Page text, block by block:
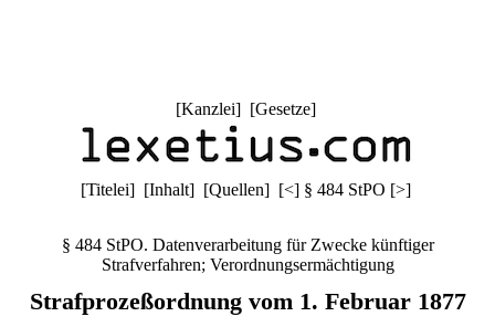
[Kanzlei] [Gesetze]
[Titelei] [Inhalt] [Quellen] [<] § 484 StPO [>]
§ 484 StPO. Datenverarbeitung für Zwecke künftiger
Strafverfahren; Verordnungsermächtigung
Strafprozeßordnung vom 1. Februar 1877